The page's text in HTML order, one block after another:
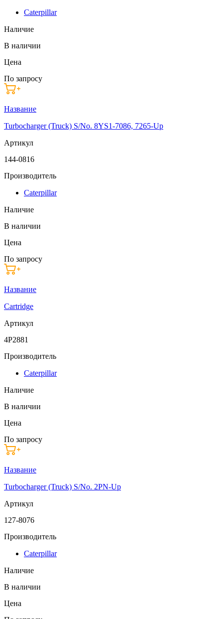
Caterpillar
Наличие
В наличии
Цена
По запросу
Название
Turbocharger (Truck) S/No. 8YS1-7086, 7265-Up
Артикул
144-0816
Производитель
Caterpillar
Наличие
В наличии
Цена
По запросу
Название
Cartridge
Артикул
4P2881
Производитель
Caterpillar
Наличие
В наличии
Цена
По запросу
Название
Turbocharger (Truck) S/No. 2PN-Up
Артикул
127-8076
Производитель
Caterpillar
Наличие
В наличии
Цена